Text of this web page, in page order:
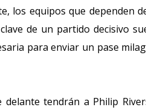
los equipos que dependen
de un partido decisivo
para enviar un pase
tendrán a Philip